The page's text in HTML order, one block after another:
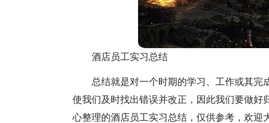
酒店员工实习总结
总结就是对一个时期的学习、工作或其
使我们及时找出错误并改正，因此我们要做
心整理的酒店员工实习总结，仅供参考，欢迎